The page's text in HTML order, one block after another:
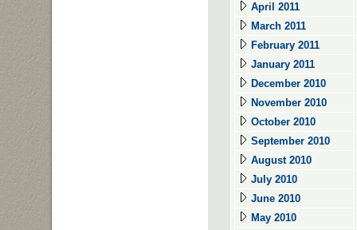
April 2011
March 2011
February 2011
January 2011
December 2010
November 2010
October 2010
September 2010
August 2010
July 2010
June 2010
May 2010